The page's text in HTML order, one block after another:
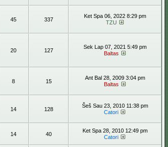
45 337
Ket Spa 06, 2022 8:29 pm
TZU
20 127
Sek Lap 07, 2021 5:49 pm
Baltas
8 15
Ant Bal 28, 2009 3:04 pm
Baltas
14 128
Šeš Sau 23, 2010 11:38 pm
Catori
14 40
Ket Spa 28, 2010 12:49 pm
Catori